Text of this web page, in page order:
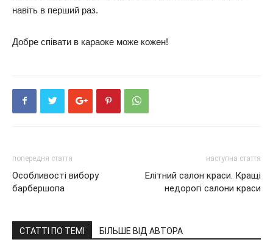
навіть в перший раз.
Добре співати в караоке може кожен!
попередня стаття
Особливості вибору
барбершопа
наступна стаття
Елітний салон краси. Кращі
недорогі салони краси
СТАТТІ ПО ТЕМІ БІЛЬШЕ ВІД АВТОРА